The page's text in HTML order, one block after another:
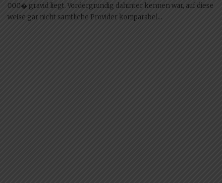
000� gravid liegt. Vordergrundig dahinter kennen war, auf diese
weise gar nicht samtliche Provider komparabel...